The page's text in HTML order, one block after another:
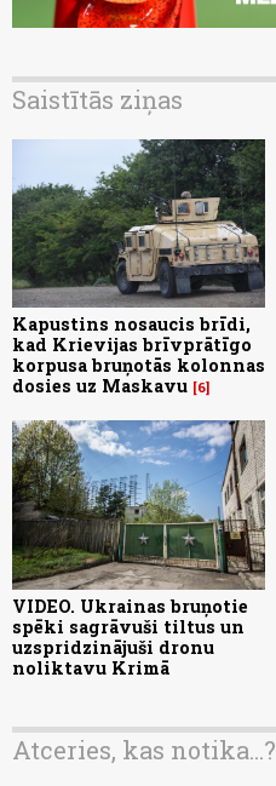
Saistītās ziņas
Kapustins nosaucis brīdi,
kad Krievijas brīvprātīgo
korpusa bruņotās kolonnas
dosies uz Maskavu 6
VIDEO. Ukrainas bruņotie
spēki sagrāvuši tiltus un
uzspridzinājuši dronu
noliktavu Krimā
Atceries, kas notika...?